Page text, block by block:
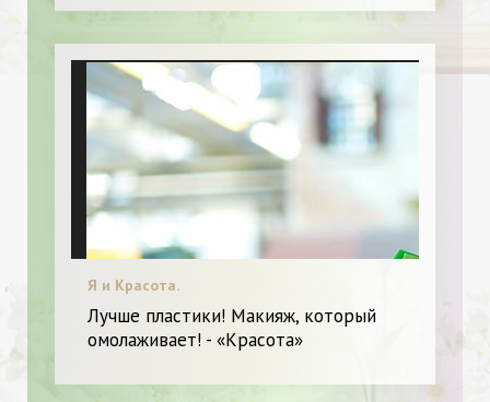
Я и Красота.
Лучше пластики! Макияж, который
омолаживает! - «Красота»